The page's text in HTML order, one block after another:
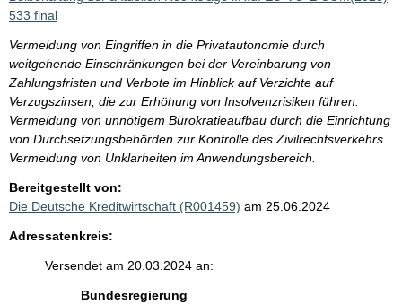
533 final
Vermeidung von Eingriffen in die Privatautonomie durch
weitgehende Einschränkungen bei der Vereinbarung von
Zahlungsfristen und Verbote im Hinblick auf Verzichte auf
Verzugszinsen, die zur Erhöhung von Insolvenzrisiken führen.
Vermeidung von unnötigem Bürokratieaufbau durch die Einrichtung
von Durchsetzungsbehörden zur Kontrolle des Zivilrechtsverkehrs.
Vermeidung von Unklarheiten im Anwendungsbereich.
Bereitgestellt von:
Die Deutsche Kreditwirtschaft (R001459) am 25.06.2024
Adressatenkreis:
Versendet am 20.03.2024 an:
Bundesregierung